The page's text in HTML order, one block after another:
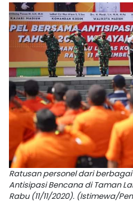
Ratusan personel dari
Antisipasi Bencana di Taman
Rabu (11/11/2020). (Istimewa/